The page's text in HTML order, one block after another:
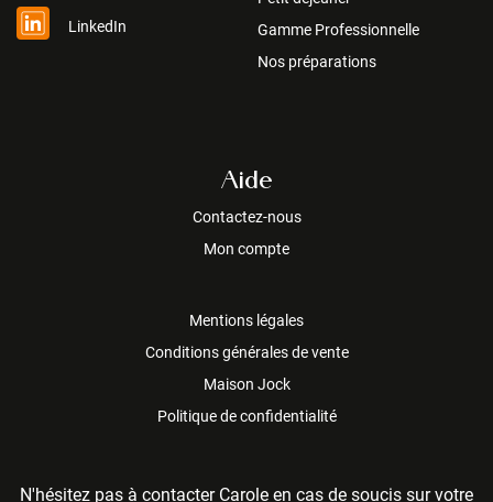
Gamme Professionnelle
Nos préparations
Aide
Contactez-nous
Mon compte
Mentions légales
Conditions générales de vente
Maison Jock
Politique de confidentialité
LinkedIn
N'hésitez pas à contacter Carole en cas de soucis sur votre